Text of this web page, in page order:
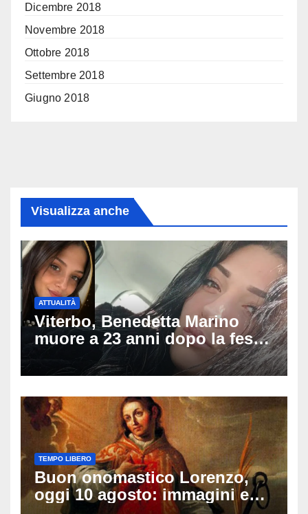
Dicembre 2018
Novembre 2018
Ottobre 2018
Settembre 2018
Giugno 2018
Visualizza anche
ATTUALITÀ
Viterbo, Benedetta Marino
muore a 23 anni dopo la festa
di compleanno: trovata senza
vita nell’ex consorzio, è giallo
TEMPO LIBERO
Buon onomastico Lorenzo,
oggi 10 agosto: immagini e